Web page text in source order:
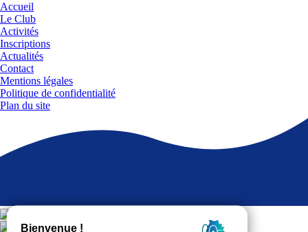
Accueil
Le Club
Activités
Inscriptions
Actualités
Contact
Mentions légales
Politique de confidentialité
Plan du site